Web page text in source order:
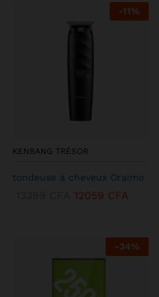
-11%
KENBANG TRÉSOR
tondeuse à cheveux Oraimo
12059 CFA
-34%